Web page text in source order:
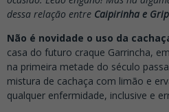
dessa relação entre Caipirinha e
Não é novidade o uso da
casa do futuro craque Garrincha,
na primeira metade do século
mistura de cachaça com limão e
qualquer enfermidade, inclusive e